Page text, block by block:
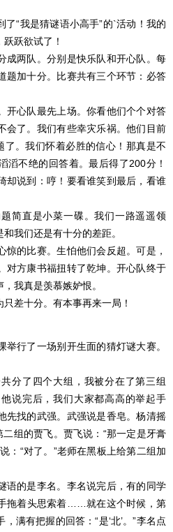
“我是猜谜语小高手”的`活动！我的
跃欲试了！
两队。分别是快乐队和开心队。每
题加十分。比赛共有三个环节：必答
心队最先上场。你看他们个个对答
会了。我们有些幸灾乐祸。他们目前
了。我们怀着必胜的信心！那真是不
滔不绝的回答着。最后得了200分！
却说到：哼！要看谁笑到最后，看谁
直是小菜一碟。我们一路遥遥领
我们还是有十分的差距。
的比赛。生怕他们会反超。可是，
对方康书福扭转了乾坤。开心队终于
我真是羡慕嫉妒恨。
差十分。有本事再来一局！
行了一场别开生面的猜灯谜大赛。
了四个大组，我被分在了第三组
说完后，我们大家都高高的举起手
先找的武强。武强说是香皂。杨清摇
组的贾飞。贾飞说：“那一定是牙膏
：“对了。”老师在黑板上给第二组加
的是李名。李名说完后，有的同学
拖着头思索着……就在这个时候，第
满有把握的回答：“是‘北’。”李名点